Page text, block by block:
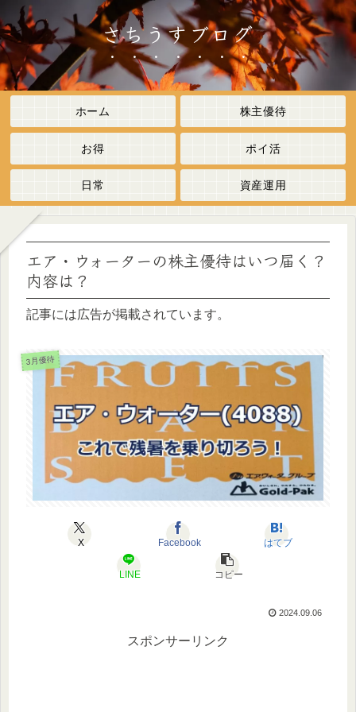
さちうすブログ
ホーム 株主優待
お得 ポイ活
日常 資産運用
エア・ウォーターの株主優待はいつ届く？
内容は？
記事には広告が掲載されています。
3月優待
X Facebook はてブ
LINE コピー
2024.09.06
スポンサーリンク